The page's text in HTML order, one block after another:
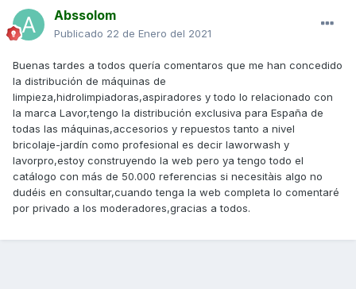
Abssolom
Publicado 22 de Enero del 2021
Buenas tardes a todos quería comentaros que me han concedido
la distribución de máquinas de
limpieza,hidrolimpiadoras,aspiradores y todo lo relacionado con
la marca Lavor,tengo la distribución exclusiva para España de
todas las máquinas,accesorios y repuestos tanto a nivel
bricolaje-jardín como profesional es decir laworwash y
lavorpro,estoy construyendo la web pero ya tengo todo el
catálogo con más de 50.000 referencias si necesitàis algo no
dudéis en consultar,cuando tenga la web completa lo comentaré
por privado a los moderadores,gracias a todos.